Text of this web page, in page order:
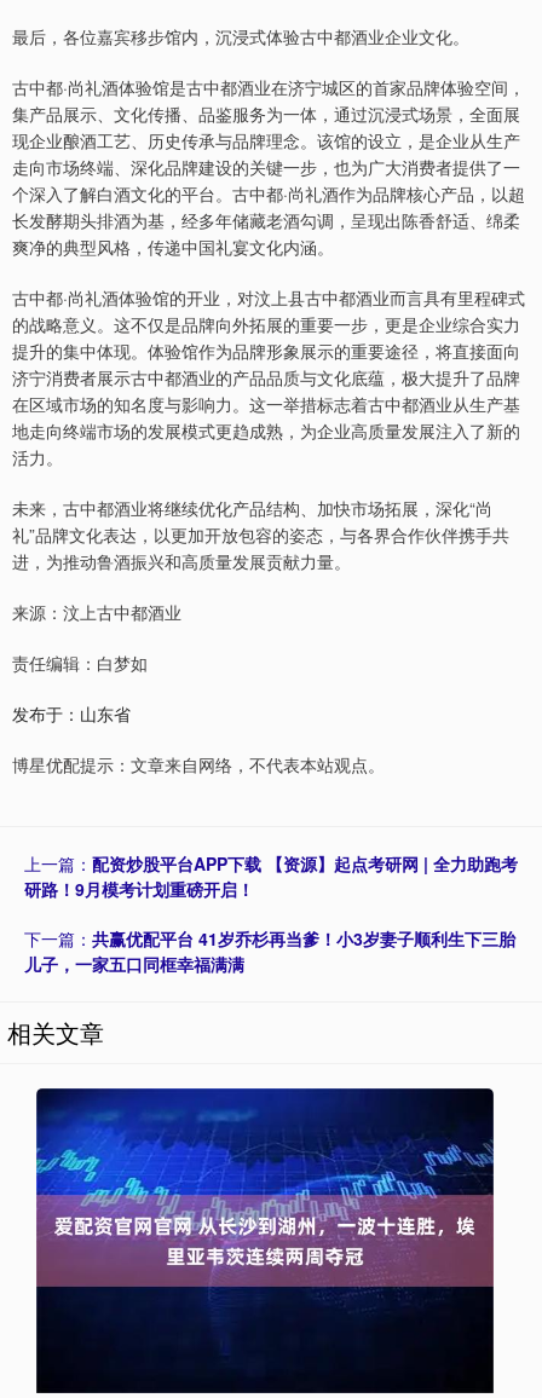
最后，各位嘉宾移步馆内，沉浸式体验古中都酒业企业文化。
古中都·尚礼酒体验馆是古中都酒业在济宁城区的首家品牌体验空间，
集产品展示、文化传播、品鉴服务为一体，通过沉浸式场景，全面展
现企业酿酒工艺、历史传承与品牌理念。该馆的设立，是企业从生产
走向市场终端、深化品牌建设的关键一步，也为广大消费者提供了一
个深入了解白酒文化的平台。古中都·尚礼酒作为品牌核心产品，以超
长发酵期头排酒为基，经多年储藏老酒勾调，呈现出陈香舒适、绵柔
爽净的典型风格，传递中国礼宴文化内涵。
古中都·尚礼酒体验馆的开业，对汶上县古中都酒业而言具有里程碑式
的战略意义。这不仅是品牌向外拓展的重要一步，更是企业综合实力
提升的集中体现。体验馆作为品牌形象展示的重要途径，将直接面向
济宁消费者展示古中都酒业的产品品质与文化底蕴，极大提升了品牌
在区域市场的知名度与影响力。这一举措标志着古中都酒业从生产基
地走向终端市场的发展模式更趋成熟，为企业高质量发展注入了新的
活力。
未来，古中都酒业将继续优化产品结构、加快市场拓展，深化“尚
礼”品牌文化表达，以更加开放包容的姿态，与各界合作伙伴携手共
进，为推动鲁酒振兴和高质量发展贡献力量。
来源：汶上古中都酒业
责任编辑：白梦如
发布于：山东省
博星优配提示：文章来自网络，不代表本站观点。
上一篇： 配资炒股平台APP下载 【资源】起点考研网 | 全力助跑考
研路！9月模考计划重磅开启！
下一篇： 共赢优配平台 41岁乔杉再当爹！小3岁妻子顺利生下三胎
儿子，一家五口同框幸福满满
相关文章